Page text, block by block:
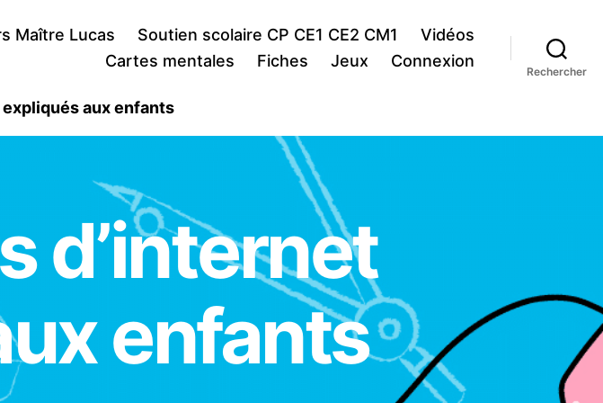
Maître Lucas Soutien scolaire CP CE1 CE2 CM1
Vidéos
Cartes mentales
Fiches Jeux Connexion
Rechercher
aux enfants
d’internet
enfants